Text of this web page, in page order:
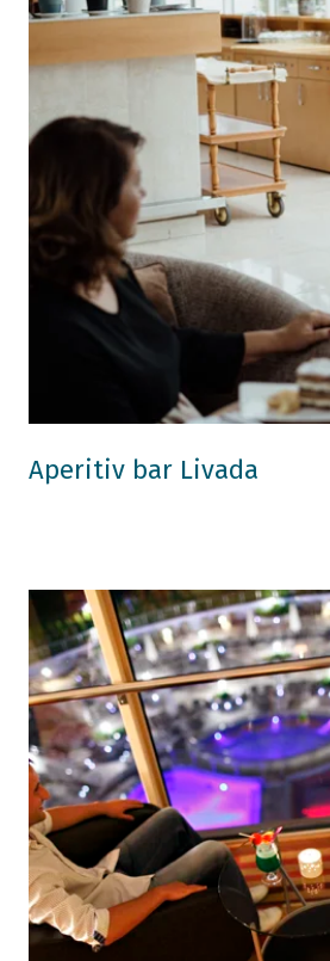
Aperitiv bar Livada